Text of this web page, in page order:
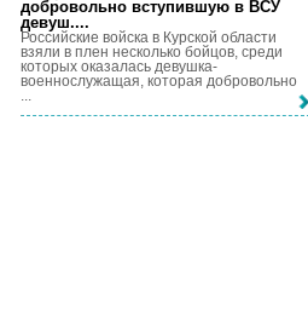
добровольно вступившую в ВСУ
девуш....
Российские войска в Курской области
взяли в плен несколько бойцов, среди
которых оказалась девушка-
военнослужащая, которая добровольно
...